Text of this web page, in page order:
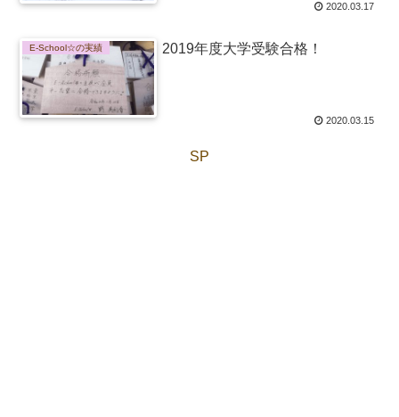
2020.03.17
E-School☆の実績 2019年度大学受験合格！
2020.03.15
SP